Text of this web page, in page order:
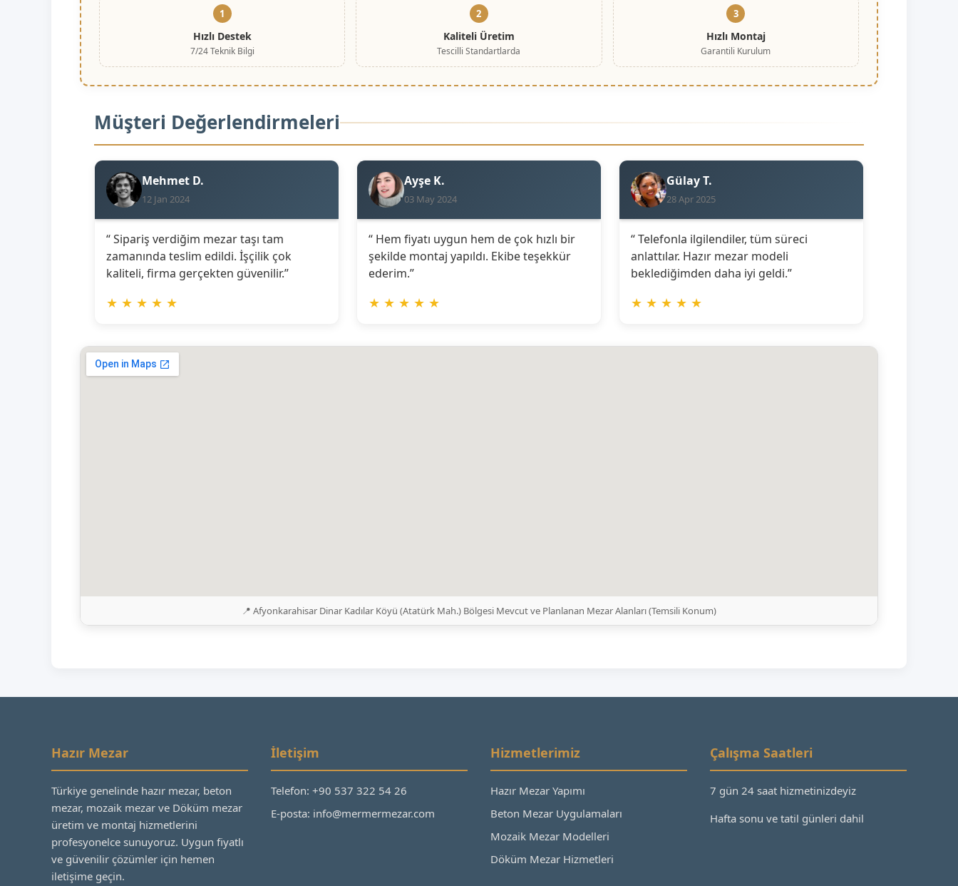
1
Hızlı Destek
7/24 Teknik Bilgi
2
Kaliteli Üretim
Tescilli Standartlarda
3
Hızlı Montaj
Garantili Kurulum
Müşteri Değerlendirmeleri
Mehmet D.
12 Jan 2024
“ Sipariş verdiğim mezar taşı tam
zamanında teslim edildi. İşçilik çok
kaliteli, firma gerçekten güvenilir.”
★ ★ ★ ★ ★
Ayşe K.
03 May 2024
“ Hem fiyatı uygun hem de çok hızlı bir
şekilde montaj yapıldı. Ekibe teşekkür
ederim.”
★ ★ ★ ★ ★
Gülay T.
28 Apr 2025
“ Telefonla ilgilendiler, tüm süreci
anlattılar. Hazır mezar modeli
beklediğimden daha iyi geldi.”
★ ★ ★ ★ ★
📍 Afyonkarahisar Dinar Kadılar Köyü (Atatürk Mah.) Bölgesi Mevcut ve Planlanan Mezar Alanları (Temsili Konum)
Hazır Mezar
Türkiye genelinde hazır mezar, beton
mezar, mozaik mezar ve Döküm mezar
üretim ve montaj hizmetlerini
profesyonelce sunuyoruz. Uygun fiyatlı
ve güvenilir çözümler için hemen
iletişime geçin.
İletişim
Telefon: +90 537 322 54 26
E-posta: info@mermermezar.com
Hizmetlerimiz
Hazır Mezar Yapımı
Beton Mezar Uygulamaları
Mozaik Mezar Modelleri
Döküm Mezar Hizmetleri
Çalışma Saatleri
7 gün 24 saat hizmetinizdeyiz
Hafta sonu ve tatil günleri dahil